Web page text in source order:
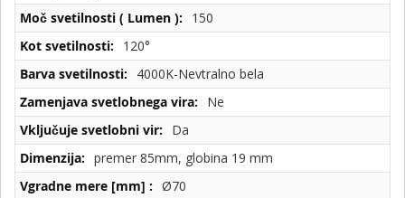
150
120°
4000K-Nevtralno bela
Ne
Da
premer 85mm, globina 19 mm
Ø70